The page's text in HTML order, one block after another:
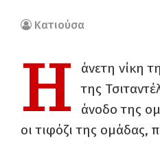
Κατιούσα
Η
άνετη νίκη
της
άνοδο της
οι τιφόζι της ομάδας,